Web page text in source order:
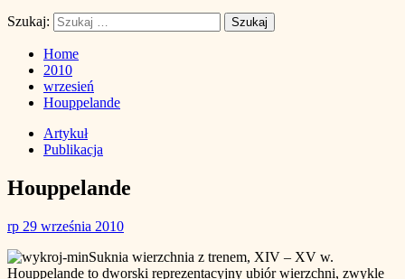
Szukaj:
Home
2010
wrzesień
Houppelande
Artykuł
Publikacja
Houppelande
rp 29 września 2010
Suknia wierzchnia z trenem, XIV – XV w.
Houppelande to dworski reprezentacyjny ubiór wierzchni, zwykle